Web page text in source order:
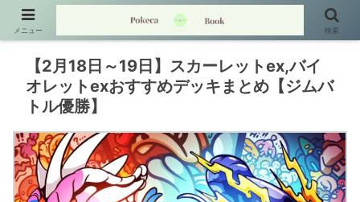
【2月18日～19日】スカーレットex,バイ
オレットexおすすめデッキまとめ【ジムバ
トル優勝】
メニュー 検索